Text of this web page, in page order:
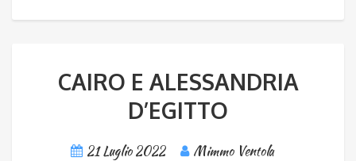
CAIRO E ALESSANDRIA
D’EGITTO
21 Luglio 2022
Mimmo Ventola